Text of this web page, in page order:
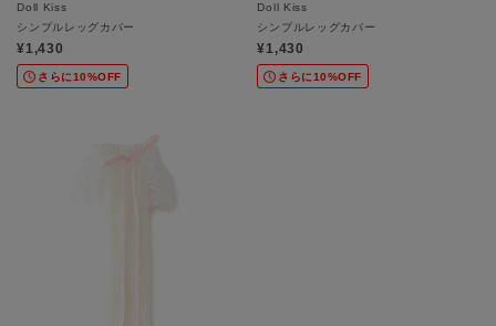
Doll Kiss
シンプルレッグカバー
¥1,430
さらに10%OFF
Doll Kiss
シンプルレッグカバー
¥1,430
さらに10%OFF